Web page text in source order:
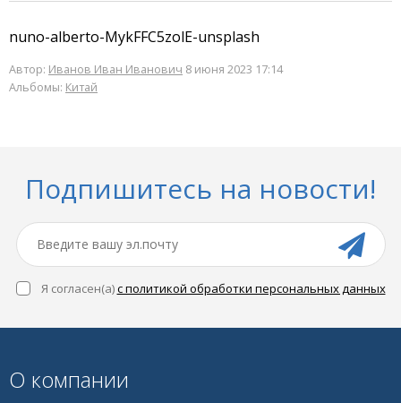
nuno-alberto-MykFFC5zolE-unsplash
Автор: Иванов Иван Иванович 8 июня 2023 17:14
Альбомы: Китай
Подпишитесь на новости!
Я согласен(a)с политикой обработки персональных данных
О компании